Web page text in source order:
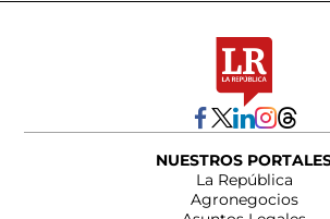
NUESTROS
La República
Agronegocios